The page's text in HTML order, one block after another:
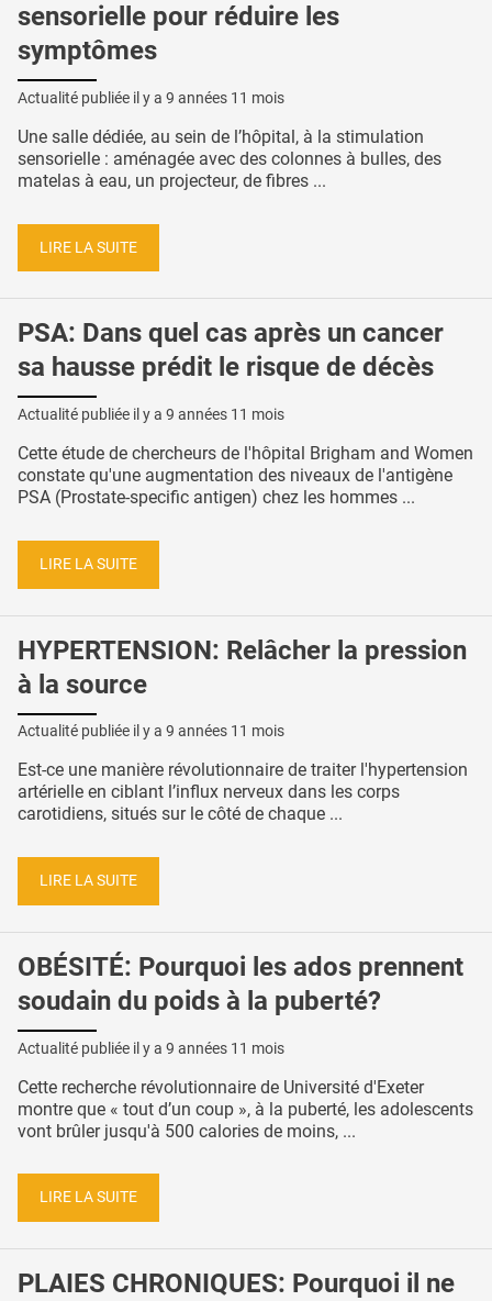
sensorielle pour réduire les
symptômes
Actualité publiée il y a 9 années 11 mois
Une salle dédiée, au sein de l’hôpital, à la stimulation
sensorielle : aménagée avec des colonnes à bulles, des
matelas à eau, un projecteur, de fibres ...
LIRE LA SUITE
PSA: Dans quel cas après un cancer
sa hausse prédit le risque de décès
Actualité publiée il y a 9 années 11 mois
Cette étude de chercheurs de l'hôpital Brigham and Women
constate qu'une augmentation des niveaux de l'antigène
PSA (Prostate-specific antigen) chez les hommes ...
LIRE LA SUITE
HYPERTENSION: Relâcher la pression
à la source
Actualité publiée il y a 9 années 11 mois
Est-ce une manière révolutionnaire de traiter l'hypertension
artérielle en ciblant l’influx nerveux dans les corps
carotidiens, situés sur le côté de chaque ...
LIRE LA SUITE
OBÉSITÉ: Pourquoi les ados prennent
soudain du poids à la puberté?
Actualité publiée il y a 9 années 11 mois
Cette recherche révolutionnaire de Université d'Exeter
montre que « tout d’un coup », à la puberté, les adolescents
vont brûler jusqu'à 500 calories de moins, ...
LIRE LA SUITE
PLAIES CHRONIQUES: Pourquoi il ne